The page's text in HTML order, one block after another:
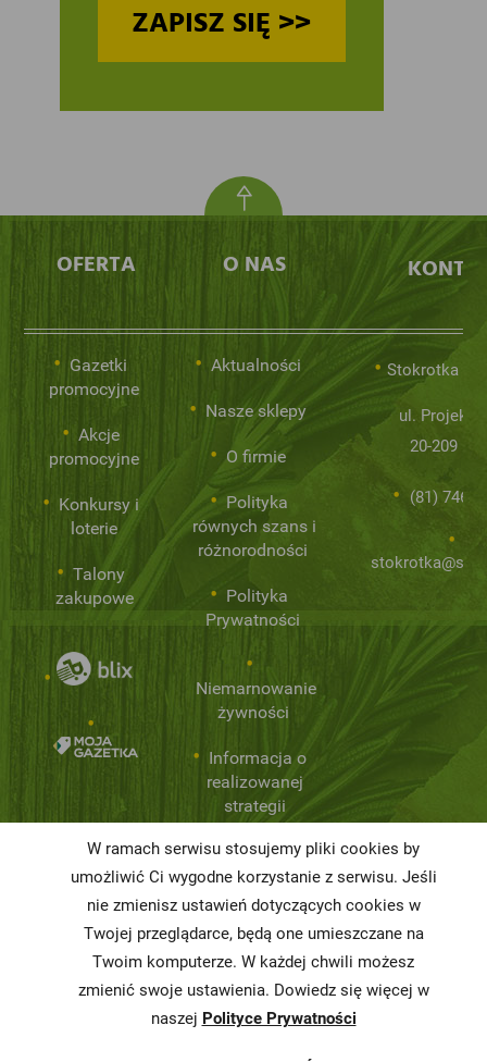
ZAPISZ SIĘ >>
OFERTA
Gazetki
promocyjne
Akcje
promocyjne
Konkursy i
loterie
Talony
zakupowe
O NAS
Aktualności
Nasze sklepy
O firmie
Polityka
równych szans i
różnorodności
Polityka
Prywatności
Niemarnowanie
żywności
Informacja o
realizowanej
strategii
podatkowej
Karty
charakterystyki
Butelkomaty
Stokrotka
ul.
20-209
(81) 746
W ramach serwisu stosujemy pliki cookies by
umożliwić Ci wygodne korzystanie z serwisu. Jeśli
nie zmienisz ustawień dotyczących cookies w
Twojej przeglądarce, będą one umieszczane na
Twoim komputerze. W każdej chwili możesz
zmienić swoje ustawienia. Dowiedz się więcej w
naszej Polityce Prywatności